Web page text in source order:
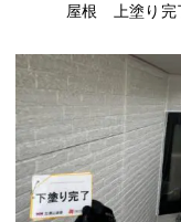
屋根 上塗り完